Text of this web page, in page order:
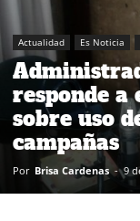
Actualidad Es Noticia
responde a
sobre uso
campañas
Por Brisa Cardenas - 9